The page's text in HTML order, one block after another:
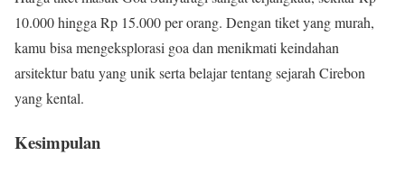
10.000 hingga Rp 15.000 per orang. Dengan tiket yang murah,
kamu bisa mengeksplorasi goa dan menikmati keindahan
arsitektur batu yang unik serta belajar tentang sejarah Cirebon
yang kental.
Kesimpulan